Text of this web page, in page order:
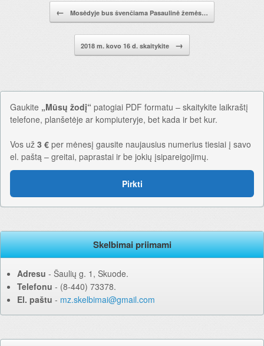
Pranešimo navigacija.
← Mosėdyje bus švenčiama Pasaulinė žemės…
2018 m. kovo 16 d. skaitykite →
Gaukite „Mūsų žodį“ patogiai PDF formatu – skaitykite laikraštį
telefone, planšetėje ar kompiuteryje, bet kada ir bet kur.
Vos už 3 € per mėnesį gausite naujausius numerius tiesiai į savo
el. paštą – greitai, paprastai ir be jokių įsipareigojimų.
Pirkti
Skelbimai priimami
Adresu ‐ Šaulių g. 1, Skuode.
Telefonu ‐ (8-440) 73378.
El. paštu ‐ mz.skelbimai@gmail.com